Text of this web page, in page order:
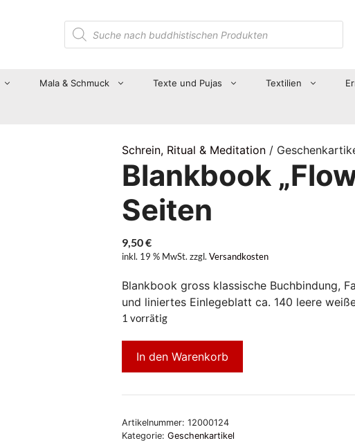
Suche
nach
Produkten
Mala & Schmuck Texte und Pujas Textilien
Schrein, Ritual & Meditation/
Blankbook
Seiten
9,50€
inkl. 19 % MwSt. zzgl. Versandkosten
Blankbook gross klassische Buchbindung,
und liniertes Einlegeblatt ca. 140 leere
1 vorrätig
In den Warenkorb
Artikelnummer: 12000124
Kategorie: Geschenkartikel